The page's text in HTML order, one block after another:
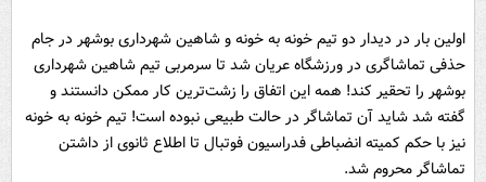
اولین بار در دیدار دو تیم خونه به خونه و شاهین شهرداری بوشهر در جام
حذفی تماشاگری در ورزشگاه عریان شد تا سرمربی تیم شاهین شهرداری
بوشهر را تحقیر کند! همه این اتفاق را زشت‌ترین کار ممکن دانستند و
گفته شد شاید آن تماشاگر در حالت طبیعی نبوده است! تیم خونه به خونه
نیز با حکم کمیته انضباطی فدراسیون فوتبال تا اطلاع ثانوی از داشتن
تماشاگر محروم شد.